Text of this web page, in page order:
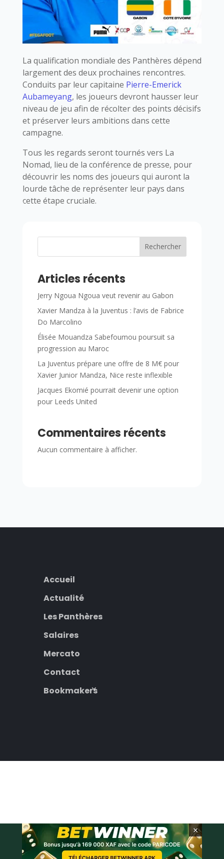
La qualification mondiale des Panthères dépend
largement des deux prochaines rencontres.
Conduits par leur capitaine Pierre-Emerick
Aubameyang, les joueurs devront hausser leur
niveau de jeu afin de récolter des points décisifs
et préserver leurs ambitions dans cette
campagne.
Tous les regards seront tournés vers La
Nomad, lieu de la conférence de presse, pour
découvrir les noms des joueurs qui auront la
lourde tâche de représenter leur pays dans
cette étape cruciale.
Rechercher
Articles récents
Jerry Ngoua Ngoua veut revenir au Gabon
Xavier Mandza à la Juventus : l’avis de Fabrice
Do Marcolino
Élisée Mouandza Sabefoumou poursuit sa
progression au Maroc
La Juventus prépare une offre de 8 M€ pour
Xavier Junior Mandza, Nice reste inflexible
Jacques Ekomié pourrait devenir une option
pour Leeds United
Commentaires récents
Aucun commentaire à afficher.
Accueil
Actualité
Les Panthères
Salaires
Mercato
Contact
Bookmakers
×